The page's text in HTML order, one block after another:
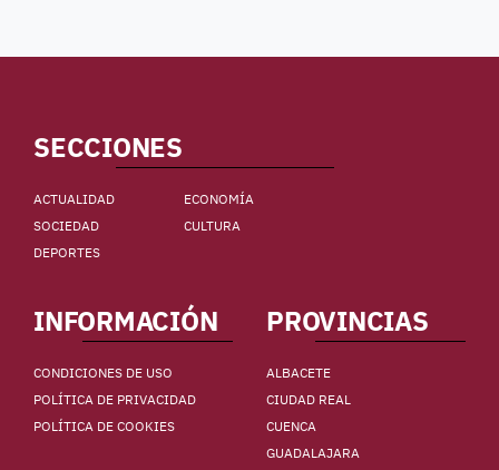
SECCIONES
ACTUALIDAD
ECONOMÍA
SOCIEDAD
CULTURA
DEPORTES
INFORMACIÓN
CONDICIONES DE USO
POLÍTICA DE PRIVACIDAD
POLÍTICA DE COOKIES
PROVINCIAS
ALBACETE
CIUDAD REAL
CUENCA
GUADALAJARA